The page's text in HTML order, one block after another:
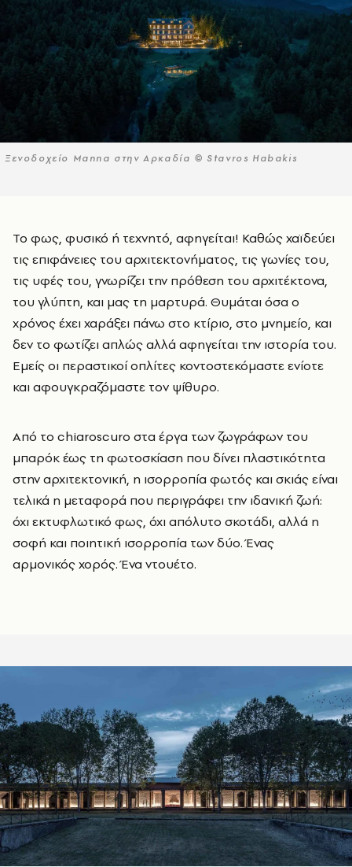
Ξενοδοχείο Manna στην Αρκαδία © Stavros Habakis
Το φως, φυσικό ή τεχνητό, αφηγείται! Καθώς χαϊδεύει
τις επιφάνειες του αρχιτεκτονήματος, τις γωνίες του,
τις υφές του, γνωρίζει την πρόθεση του αρχιτέκτονα,
του γλύπτη, και μας τη μαρτυρά. Θυμάται όσα ο
χρόνος έχει χαράξει πάνω στο κτίριο, στο μνημείο, και
δεν το φωτίζει απλώς αλλά αφηγείται την ιστορία του.
Εμείς οι περαστικοί οπλίτες κοντοστεκόμαστε ενίοτε
και αφουγκραζόμαστε τον ψίθυρο.
Από το chiaroscuro στα έργα των ζωγράφων του
μπαρόκ έως τη φωτοσκίαση που δίνει πλαστικότητα
στην αρχιτεκτονική, η ισορροπία φωτός και σκιάς είναι
τελικά η μεταφορά που περιγράφει την ιδανική ζωή:
όχι εκτυφλωτικό φως, όχι απόλυτο σκοτάδι, αλλά η
σοφή και ποιητική ισορροπία των δύο. Ένας
αρμονικός χορός. Ένα ντουέτο.